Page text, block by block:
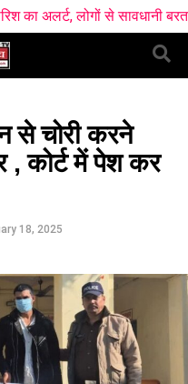
से सावधानी बरतने की अपील
से चोरी करने
, कोर्ट में पेश कर
18, 2025